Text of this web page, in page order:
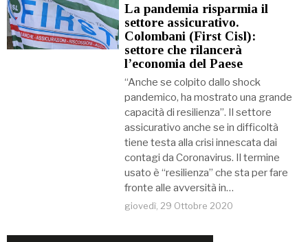
La pandemia risparmia il
settore assicurativo.
Colombani (First Cisl):
settore che rilancerà
l’economia del Paese
“Anche se colpito dallo shock
pandemico, ha mostrato una grande
capacità di resilienza”. Il settore
assicurativo anche se in difficoltà
tiene testa alla crisi innescata dai
contagi da Coronavirus. Il termine
usato è “resilienza” che sta per fare
fronte alle avversità in…
giovedì, 29 Ottobre 2020